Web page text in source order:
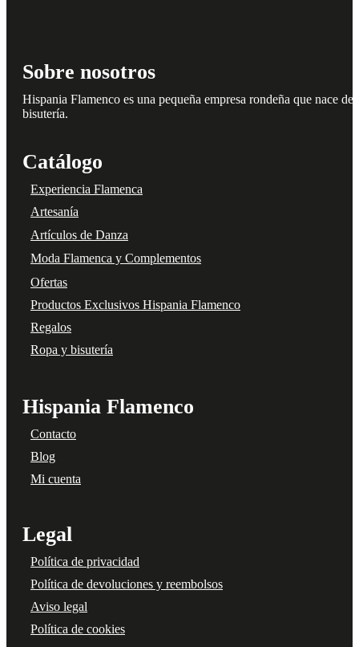
Sobre nosotros
Hispania Flamenco es una pequeña empresa rondeña que nace
bisutería.
Catálogo
Experiencia Flamenca
Artesanía
Artículos de Danza
Moda Flamenca y Complementos
Ofertas
Productos Exclusivos Hispania Flamenco
Regalos
Ropa y bisutería
Hispania Flamenco
Contacto
Blog
Mi cuenta
Legal
Política de privacidad
Política de devoluciones y reembolsos
Aviso legal
Política de cookies